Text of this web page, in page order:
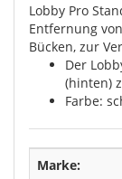
Lobby Pro
Entfernung
Bücken, zur
Der
(hinten)
Farbe:
Marke: